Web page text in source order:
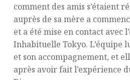
comment des amis s’étaient
auprès de sa mère a
et a été mise en contact avec
Inhabituelle Tokyo. L’équipe
et son accompagnement, et
après avoir fait l’expérience